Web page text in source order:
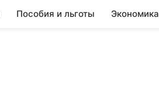
Пособия и льготы Экономика